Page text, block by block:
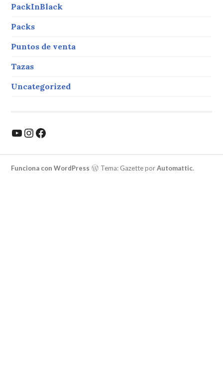
PackInBlack
Packs
Puntos de venta
Tazas
Uncategorized
YouTube InstagramFacebook
Funciona con WordPress Tema: Gazette porAutomattic.